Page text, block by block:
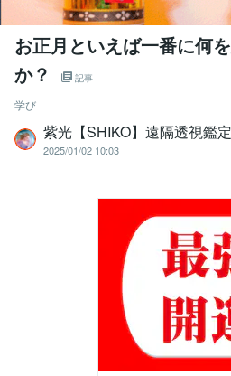
お正月といえば一番に何
か？
記事
学び
紫光【SHIKO】遠隔透視鑑
2025/01/02 10:03